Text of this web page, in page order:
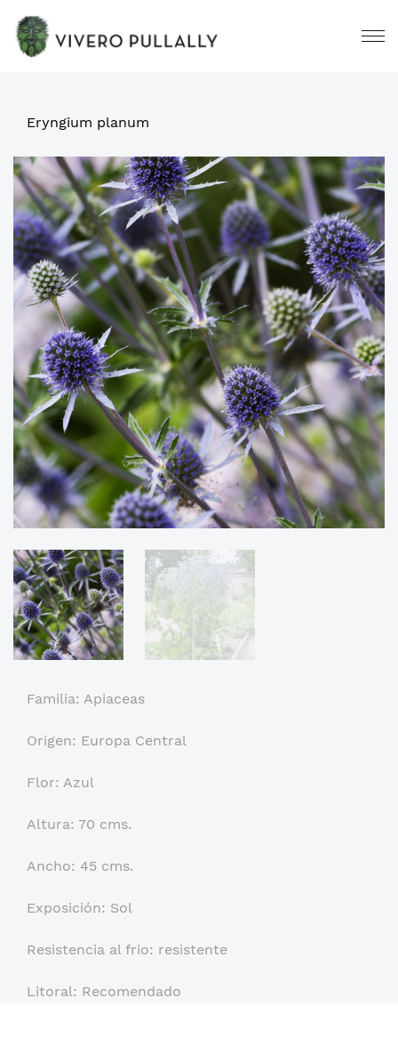
Eryngium planum
Familia: Apiaceas
Origen: Europa Central
Flor: Azul
Altura: 70 cms.
Ancho: 45 cms.
Exposición: Sol
Resistencia al frio: resistente
Litoral: Recomendado